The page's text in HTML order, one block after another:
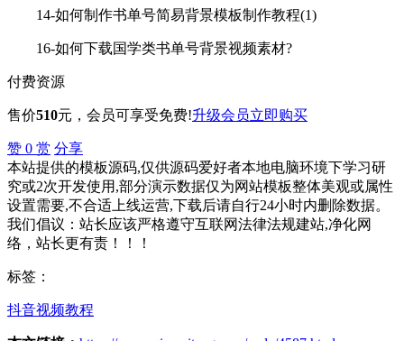
14-如何制作书单号简易背景模板制作教程(1)
16-如何下载国学类书单号背景视频素材?
付费资源
售价510元 ，会员可享受免费!升级会员立即购买
赞 0 赏 分享
本站提供的模板源码,仅供源码爱好者本地电脑环境下学习研
究或2次开发使用,部分演示数据仅为网站模板整体美观或属性
设置需要,不合适上线运营,下载后请自行24小时内删除数据。
我们倡议：站长应该严格遵守互联网法律法规建站,净化网
络，站长更有责！！！
标签：
抖音视频教程